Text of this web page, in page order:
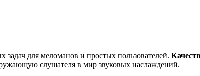
для меломанов и простых пользователей.
слушателя в мир звуковых наслаждений.